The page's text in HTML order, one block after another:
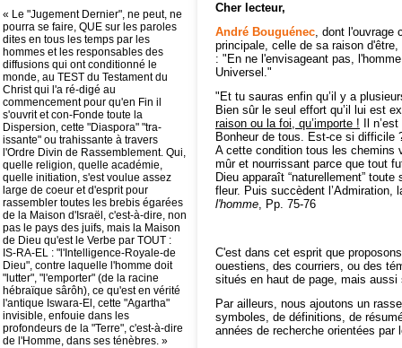
« Le "Jugement Dernier", ne peut, ne
pourra se faire, QUE sur les paroles
dites en tous les temps par les
hommes et les responsables des
diffusions qui ont conditionné le
monde, au TEST du Testament du
Christ qui l'a ré-digé au
commencement pour qu'en Fin il
s'ouvrit et con-Fonde toute la
Dispersion, cette "Diaspora" "tra-
issante" ou trahissante à travers
l'Ordre Divin de Rassemblement. Qui,
quelle religion, quelle académie,
quelle initiation, s'est voulue assez
large de coeur et d'esprit pour
rassembler toutes les brebis égarées
de la Maison d'Israël, c'est-à-dire, non
pas le pays des juifs, mais la Maison
de Dieu qu'est le Verbe par TOUT :
IS-RA-EL : "l'Intelligence-Royale-de
Dieu", contre laquelle l'homme doit
"lutter", "l'emporter" (de la racine
hébraïque sârôh), ce qu'est en vérité
l'antique Iswara-El, cette "Agartha"
invisible, enfouie dans les
profondeurs de la "Terre", c'est-à-dire
de l'Homme, dans ses ténèbres. »
Cher lecteur,
André Bouguénec, dont l'ouvrage
principale, celle de sa raison
: "En ne l'envisageant pas,
Universel."
"Et tu sauras enfin qu’il y a
Bien sûr le seul effort qu’il lui est
raison ou la foi, qu’importe ! Il
Bonheur de tous. Est-ce si difficile
A cette condition tous les chemins
mûr et nourrissant parce que tout
Dieu apparaît “naturellement”
fleur. Puis succèdent
l'homme, Pp. 75-76
C'est dans cet esprit que
ouestiens, des courriers, ou des
situés en haut de page, mais
Par ailleurs, nous ajoutons un
symboles, de définitions, de
années de recherche orientées par